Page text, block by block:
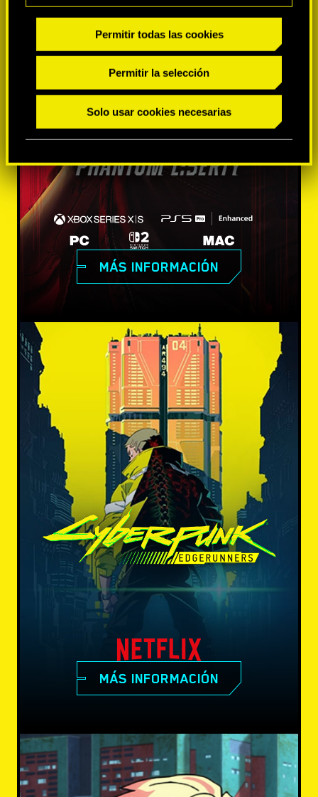
Permitir todas las cookies
Permitir la selección
Solo usar cookies necesarias
MÁS INFORMACIÓN
MÁS INFORMACIÓN